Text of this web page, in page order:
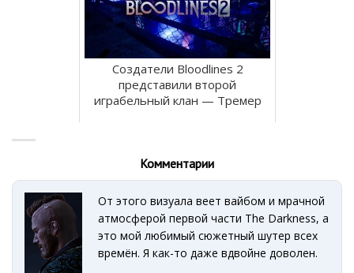
Создатели Bloodlines 2
представили второй
играбельный клан — Тремер
Комментарии
От этого визуала веет вайбом и мрачной
атмосферой первой части The Darkness, а
это мой любимый сюжетный шутер всех
времён. Я как-то даже вдвойне доволен.